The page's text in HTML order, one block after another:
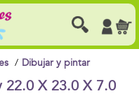
Dibujar y pintar
X 23.0 X 7.0